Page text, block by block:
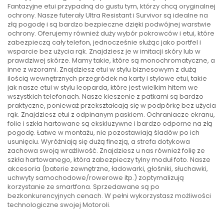
Fantazyjne etui przypadną do gustu tym, którzy chcą oryginalnej
ochrony. Nasze futerały Ultra Resistant i Survivor są idealne na
złą pogodę i są bardzo bezpieczne dzięki podwójnej warstwie
ochrony. Oferujemy również duży wybór pokrowców i etui, które
zabezpieczą cały telefon, jednocześnie służąc jako portfel i
wsparcie bez użycia rąk. Znajdziesz je w imitacji skóry lub w
prawdziwej skórze. Mamy takie, które są monochromatyczne, a
inne z wzorami. Znajdziesz etui w stylu biznesowym z dużą
ilością wewnętrznych przegródek na karty i stylowe etui, takie
jak nasze etui w stylu leoparda, które jest wielkim hitem we
wszystkich telefonach. Nasze kieszenie z patkami są bardzo
praktyczne, ponieważ przekształcają się w podpórkę bez użycia
rąk. Znajdziesz etui z odpinanym paskiem. Ochraniacze ekranu,
folie i szkła hartowane są ekskluzywne i bardzo odporne na złą
pogodę. Łatwe w montażu, nie pozostawiają śladów po ich
usunięciu. Wyróżniają się dużą finezją, a strefa dotykowa
zachowa swoją wrażliwość. Znajdziesz u nas również folię ze
szkła hartowanego, która zabezpieczy tylny moduł foto. Nasze
akcesoria (baterie zewnętrzne, ładowarki, głośniki, słuchawki,
uchwyty samochodowe/rowerowe itp.) zoptymalizują
korzystanie ze smartfona. Sprzedawane są po
bezkonkurencyjnych cenach. W pełni wykorzystasz możliwości
technologiczne swojej Motoroli.